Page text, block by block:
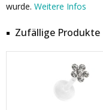
wurde. Weitere Infos
Zufällige Produkte